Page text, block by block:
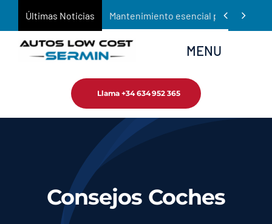
contenido
Últimas Noticias Mantenimiento esencial para
 
MENU
Servicios
Llama +34 634 952 365
Consejos Coches